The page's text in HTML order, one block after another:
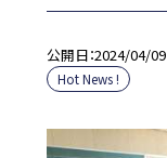
公開日 2024/04/09
Hot News !